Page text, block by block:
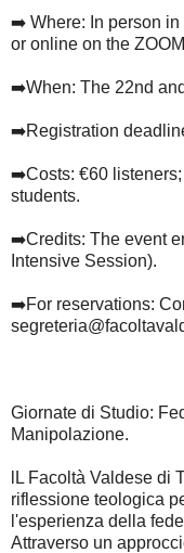
➡️ Where: In person in
or online on the
➡️When: The 22nd
➡️Registration
➡️Costs: €60
students.
➡️Credits: The event
Intensive Session).
➡️For reservations:
Giornate di Studio:
Manipolazione.
lL Facoltà Valdese di
riflessione teologica
l'esperienza della
Attraverso un